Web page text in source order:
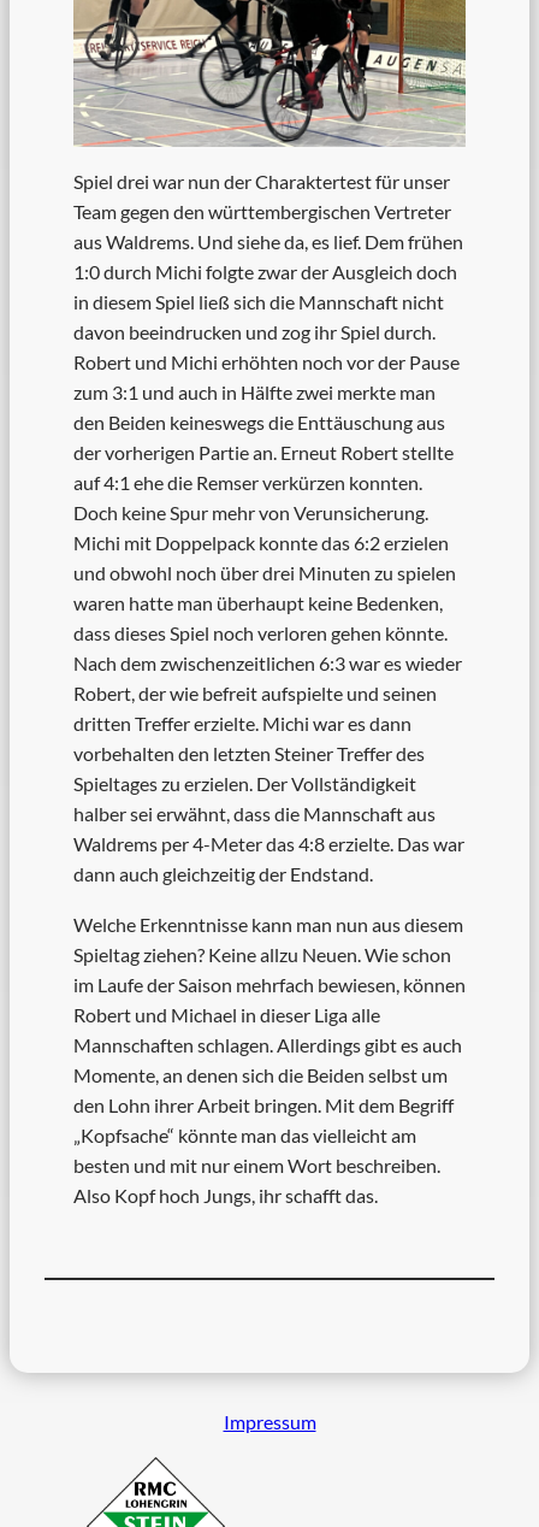
Spiel drei war nun der Charaktertest für unser
Team gegen den württembergischen Vertreter
aus Waldrems. Und siehe da, es lief. Dem frühen
1:0 durch Michi folgte zwar der Ausgleich doch
in diesem Spiel ließ sich die Mannschaft nicht
davon beeindrucken und zog ihr Spiel durch.
Robert und Michi erhöhten noch vor der Pause
zum 3:1 und auch in Hälfte zwei merkte man
den Beiden keineswegs die Enttäuschung aus
der vorherigen Partie an. Erneut Robert stellte
auf 4:1 ehe die Remser verkürzen konnten.
Doch keine Spur mehr von Verunsicherung.
Michi mit Doppelpack konnte das 6:2 erzielen
und obwohl noch über drei Minuten zu spielen
waren hatte man überhaupt keine Bedenken,
dass dieses Spiel noch verloren gehen könnte.
Nach dem zwischenzeitlichen 6:3 war es wieder
Robert, der wie befreit aufspielte und seinen
dritten Treffer erzielte. Michi war es dann
vorbehalten den letzten Steiner Treffer des
Spieltages zu erzielen. Der Vollständigkeit
halber sei erwähnt, dass die Mannschaft aus
Waldrems per 4-Meter das 4:8 erzielte. Das war
dann auch gleichzeitig der Endstand.
Welche Erkenntnisse kann man nun aus diesem
Spieltag ziehen? Keine allzu Neuen. Wie schon
im Laufe der Saison mehrfach bewiesen, können
Robert und Michael in dieser Liga alle
Mannschaften schlagen. Allerdings gibt es auch
Momente, an denen sich die Beiden selbst um
den Lohn ihrer Arbeit bringen. Mit dem Begriff
„Kopfsache“ könnte man das vielleicht am
besten und mit nur einem Wort beschreiben.
Also Kopf hoch Jungs, ihr schafft das.
Impressum